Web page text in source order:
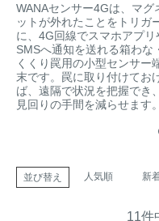
WANAセンサー4Gは、マグ
ットが外れたことをトリガ
に、4G回線でスマホアプリ
SMSへ通知を送れる箱わな
くくり罠用の小型センサー
末です。罠に取り付けてお
ば、遠隔で状況を把握でき、
見回りの手間を減らせます。
並び替え 人気順 新
11件